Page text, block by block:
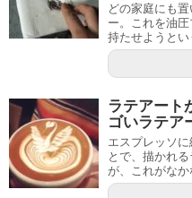
どの家庭にも
ー。これを油
持たせようとい
ラテアート
ゴいラテア
エスプレッソ
とで、描かれ
が、これがなか